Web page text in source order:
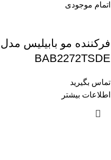
اتمام موجودی
فرکننده مو بابیلیس مدل
BAB2272TSDE
تماس بگیرید
اطلاعات بیشتر